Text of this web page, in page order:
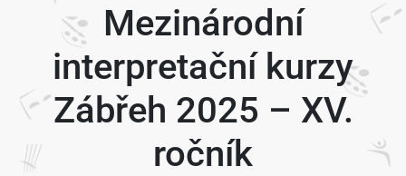
Mezinárodní
interpretační kurzy
Zábřeh 2025 – XV.
ročník